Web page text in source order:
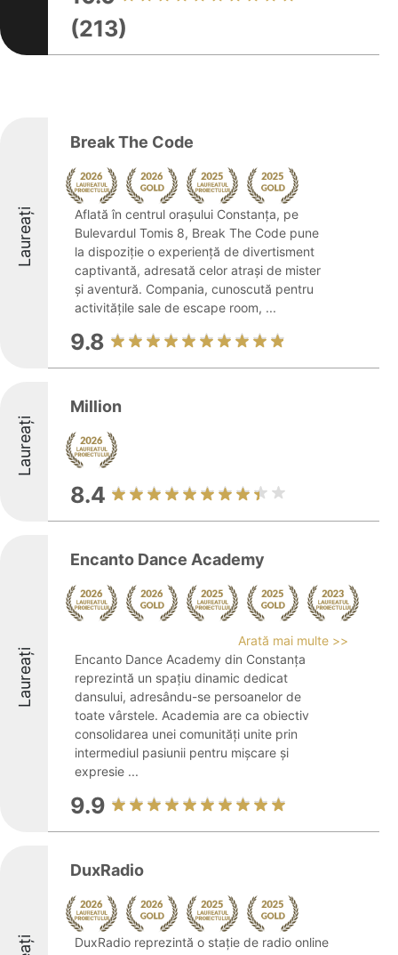
(213)
Laureați
Break The Code
Aflată în centrul orașului Constanța, pe
Bulevardul Tomis 8, Break The Code pune
la dispoziție o experiență de divertisment
captivantă, adresată celor atrași de mister
și aventură. Compania, cunoscută pentru
activitățile sale de escape room, ...
9.8
Laureați
Million
8.4
Laureați
Encanto Dance Academy
Arată mai multe >>
Encanto Dance Academy din Constanța
reprezintă un spațiu dinamic dedicat
dansului, adresându-se persoanelor de
toate vârstele. Academia are ca obiectiv
consolidarea unei comunități unite prin
intermediul pasiunii pentru mișcare și
expresie ...
9.9
DuxRadio
DuxRadio reprezintă o stație de radio online